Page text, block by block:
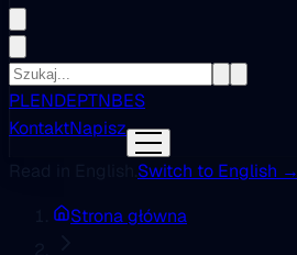
PLENDEPTNBES
KontaktNapisz
Switch to English →
Strona główna